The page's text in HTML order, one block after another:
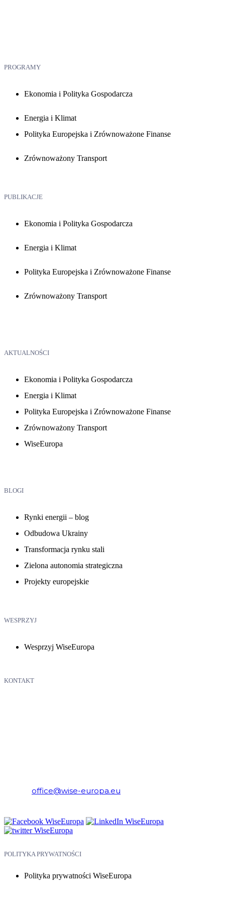
PROGRAMY
Ekonomia i Polityka Gospodarcza
Energia i Klimat
Polityka Europejska i Zrównoważone Finanse
Zrównoważony Transport
PUBLIKACJE
Ekonomia i Polityka Gospodarcza
Energia i Klimat
Polityka Europejska i Zrównoważone Finanse
Zrównoważony Transport
AKTUALNOŚCI
Ekonomia i Polityka Gospodarcza
Energia i Klimat
Polityka Europejska i Zrównoważone Finanse
Zrównoważony Transport
WiseEuropa
BLOGI
Rynki energii – blog
Odbudowa Ukrainy
Transformacja rynku stali
Zielona autonomia strategiczna
Projekty europejskie
WESPRZYJ
Wesprzyj WiseEuropa
KONTAKT
office@wise-europa.eu
POLITYKA PRYWATNOŚCI
Polityka prywatności WiseEuropa